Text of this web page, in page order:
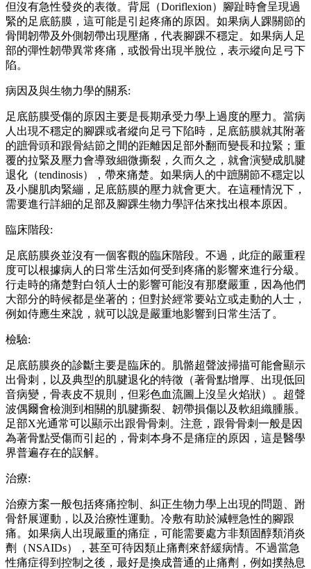
但沒有急性發炎的表徵。背屈（Doriflexion）腳趾時會呈現過
緊的足底筋膜，這可能是引起疼痛的原因。如果病人踝關節的
骨間韌帶及外側韌帶出現壓痛，代表腳踝不穩定。如果病人足
部的彈性韌帶異常疼痛，或骰骨出現半脫位，表示縱向足弓下
陷。
病因及與生物力學的關系:
足底筋膜受傷的原因主要是長期承受力學上過度的壓力。當病
人出現不穩定的腳踝或者縱向足弓下陷時，足底筋膜就其附著
的蹠骨頭和跟骨結節之間的距離因足部外翻而變長和拉緊；重
覆的拉緊及壓力會導致細微撕裂，久而久之，就會演變成肌腱
退化（tendinosis），帶來痛楚。如果病人的中蹠關節不穩定以
及小腿肌肉緊繃，足底筋膜的壓力就會更大。在這種情況下，
需要進行詳細的足部及腳踝生物力學評估來找出根本原因。
臨床階段:
足底筋膜炎並沒有一個客觀的臨床階段。不過，此症的嚴重程
度可以根據病人的日常生活如何受到疼痛的影響來進行分級。
行走時的痛楚對白領人士的影響可能沒有那麼嚴重，因為他們
大部分的時候都是坐著的；但對於經常要站立或走動的人士，
例如侍應生來說，就可以說是嚴重地影響到日常生活了。
檢驗:
足底筋膜炎的診斷主要是臨床的。肌骼超聲波掃描可能會顯示
出骨刺，以及典型的肌腱退化的特徵（著骨點增厚、出現低回
音病變，骨表皮不規則，但彩色血流圖上沒呈火焰狀）。超聲
波偶爾會檢測到相關的肌腱撕裂、韌帶損傷以及軟組織腫脹。
足部X光通常可以顯示出跟骨骨刺。注意，跟骨骨刺一般是因
為著骨點受傷而引起的，骨刺本身不是痛症的原因，這是醫學
界普遍存在的誤解。
治療:
治療方案一般包括疼痛控制、糾正生物力學上出現的問題、跗
骨舒展運動，以及治療性運動。冷敷有助於減輕急性的腳跟
痛。如果病人出現嚴重的痛症，可能需要處方非類固醇類消炎
劑（NSAIDs），甚至可待因類止痛劑來舒緩病情。不過當急
性痛症得到控制之後，最好是換成普通的止痛劑，例如撲熱息